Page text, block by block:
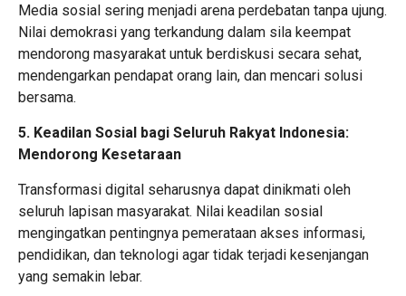
Media sosial sering menjadi arena perdebatan tanpa ujung.
Nilai demokrasi yang terkandung dalam sila keempat
mendorong masyarakat untuk berdiskusi secara sehat,
mendengarkan pendapat orang lain, dan mencari solusi
bersama.
5. Keadilan Sosial bagi Seluruh Rakyat Indonesia:
Mendorong Kesetaraan
Transformasi digital seharusnya dapat dinikmati oleh
seluruh lapisan masyarakat. Nilai keadilan sosial
mengingatkan pentingnya pemerataan akses informasi,
pendidikan, dan teknologi agar tidak terjadi kesenjangan
yang semakin lebar.